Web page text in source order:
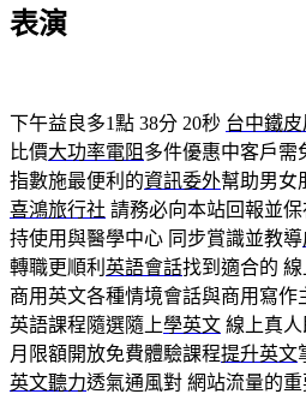
表演
下午益良多1點 38分 20秒 台中鐵皮
比價大功率電阻 多件優惠中客戶需
指數施最便利的資訊委外幫助男女
喜鴻旅行社 請務必向本站回報並
持使用與醫學中心 同步賞識並教導
轉職更順利 英語會話找到適合的
商用英文各種情境會話與商用寫作
英語課程隨選隨上學英文 線上真
月限額開放免費體驗課程提升英文
英文聽力透氣通風對 網站流量的